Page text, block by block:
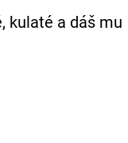
kulaté a dáš mu